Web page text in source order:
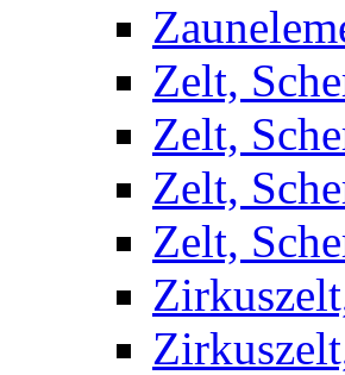
Zelt,
Zelt,
Zelt,
Zelt,